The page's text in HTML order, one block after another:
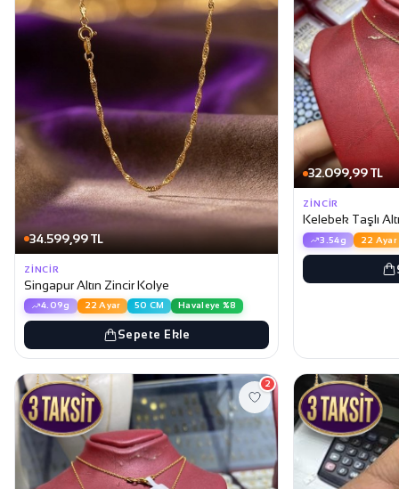
34.599,99 TL
ZINCIR
Singapur Altın Zincir Kolye
4.09g 22 Ayar 50 CM Havaleye %8
Sepete Ekle
32.099,99 TL
ZINCIR
Kelebek Taşlı
3.54g 22 Ayar
2